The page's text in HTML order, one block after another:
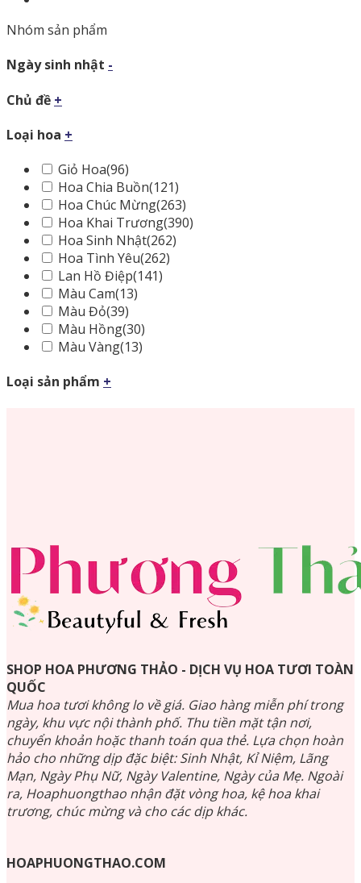
Nhóm sản phẩm
Ngày sinh nhật -
Chủ đề +
Loại hoa +
Giỏ Hoa(96)
Hoa Chia Buồn(121)
Hoa Chúc Mừng(263)
Hoa Khai Trương(390)
Hoa Sinh Nhật(262)
Hoa Tình Yêu(262)
Lan Hồ Điệp(141)
Màu Cam(13)
Màu Đỏ(39)
Màu Hồng(30)
Màu Vàng(13)
Loại sản phẩm +
SHOP HOA PHƯƠNG THẢO - DỊCH VỤ HOA TƯƠI TOÀN
QUỐC
Mua hoa tươi không lo về giá. Giao hàng miễn phí trong
ngày, khu vực nội thành phố. Thu tiền mặt tận nơi,
chuyển khoản hoặc thanh toán qua thẻ. Lựa chọn hoàn
hảo cho những dịp đặc biệt: Sinh Nhật, Kỉ Niệm, Lãng
Mạn, Ngày Phụ Nữ, Ngày Valentine, Ngày của Mẹ. Ngoài
ra, Hoaphuongthao nhận đặt vòng hoa, kệ hoa khai
trương, chúc mừng và cho các dịp khác.
HOAPHUONGTHAO.COM